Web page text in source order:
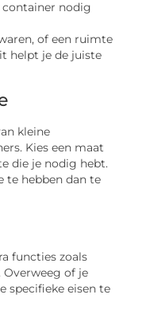
container nodig
of een ruimte
helpt je de juiste
kleine
Kies een maat
die je nodig hebt.
te hebben dan te
functies zoals
of je
specifieke eisen te